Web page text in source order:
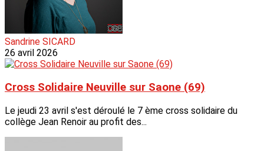
Sandrine SICARD
26 avril 2026
Cross Solidaire Neuville sur Saone (69)
Le jeudi 23 avril s'est déroulé le 7 ème cross solidaire du
collège Jean Renoir au profit des...